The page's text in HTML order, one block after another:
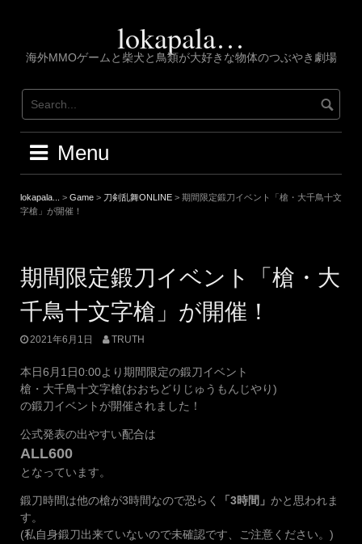
lokapala…
海外MMOゲームと柴犬と鳥類が大好きな物体のつぶやき劇場
Menu
lokapala... > Game > 刀剣乱舞ONLINE > 期間限定鍛刀イベント「槍・大千鳥十文
字槍」が開催！
期間限定鍛刀イベント「槍・大
千鳥十文字槍」が開催！
2021年6月1日 TRUTH
本日6月1日0:00より期間限定の鍛刀イベント
槍・大千鳥十文字槍(おおちどりじゅうもんじやり)
の鍛刀イベントが開催されました！
公式発表の出やすい配合は
ALL600
となっています。
鍛刀時間は他の槍が3時間なので恐らく 「3時間」 かと思われま
す。
(私自身鍛刀出来ていないので未確認です、ご注意ください。)